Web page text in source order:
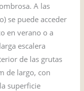
A las
se puede acceder
en verano o a
escalera
de las grutas
de largo, con
superficie